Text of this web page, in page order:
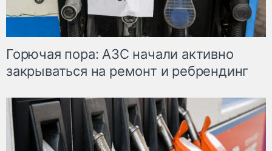
Горючая пора: АЗС начали активно
закрываться на ремонт и ребрендинг